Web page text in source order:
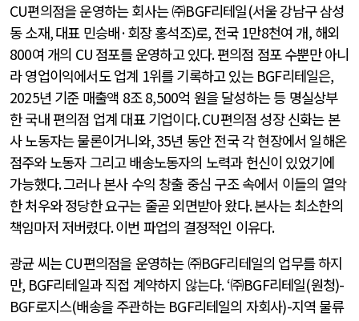
CU편의점을 운영하는 회사는 ㈜BGF리테일(서울 강남구 삼성
동 소재,대표 민승배·회장 홍석조)로, 전국 1만8천여 개, 해외
800여 개의 CU 점포를 운영하고 있다.편의점 점포 수뿐만 아니
라 영업이익에서도 업계 1위를 기록하고 있는 BGF리테일은,
2025년 기준 매출액 8조8,500억 원을 달성하는 등 명실상부
한 국내 편의점 업계 대표 기업이다. CU편의점 성장 신화는 본
사 노동자는 물론이거니와, 35년 동안 전국 각 현장에서 일해온
점주와 노동자 그리고 배송노동자의 노력과 헌신이 있었기에
가능했다.그러나 본사 수익 창출 중심 구조 속에서 이들의 열악
한 처우와 정당한 요구는 줄곧 외면받아 왔다.본사는 최소한의
책임마저 저버렸다.이번 파업의 결정적인 이유다.
광균 씨는CU편의점을 운영하는 ㈜BGF리테일의 업무를 하지
만, BGF리테일과 직접 계약하지 않는다. ‘㈜BGF리테일(원청)-
BGF로지스(배송을 주관하는 BGF리테일의 자회사)-지역 물류